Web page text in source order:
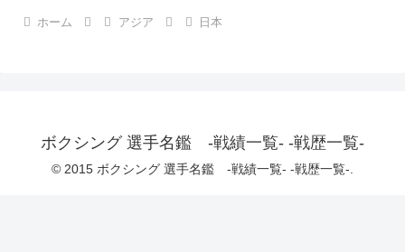
ホーム アジア 日本
ボクシング 選手名鑑 -戦績一覧- -戦歴一覧-
© 2015 ボクシング 選手名鑑 -戦績一覧- -戦歴一覧-.